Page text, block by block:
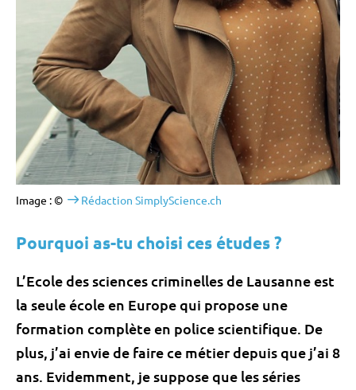
Image : © Rédaction SimplyScience.ch
Pourquoi as-tu choisi ces études ?
L’Ecole des sciences criminelles de Lausanne est
la seule école en Europe qui propose une
formation complète en police scientifique. De
plus, j’ai envie de faire ce métier depuis que j’ai 8
ans. Evidemment, je suppose que les séries